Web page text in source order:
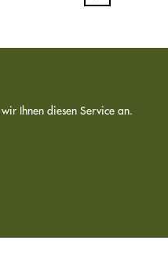
Ihnen diesen Service an.